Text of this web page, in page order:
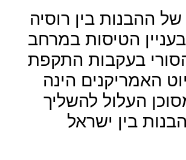
ההבנות בין רוסיה
הטיסות במרחב
הסורי בעקבות התקפת
האמריקנים הינה
העלול להשליך
בין ישראל